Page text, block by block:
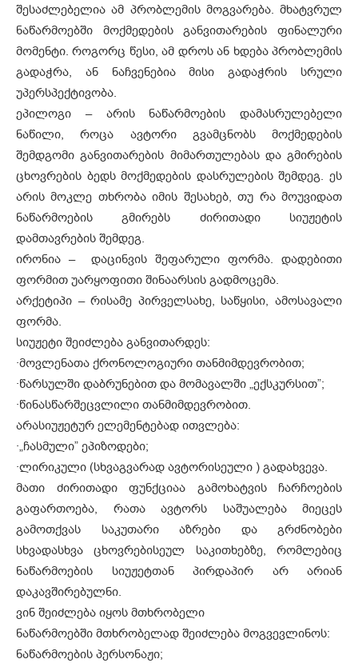
შესაძლებელია ამ პრობლემის მოგვარება. მხატვრულ
ნაწარმოებში მოქმედების განვითარების ფინალური
მომენტი. როგორც წესი, ამ დროს ან ხდება პრობლემის
გადაჭრა, ან ნაჩვენებია მისი გადაჭრის სრული
უპერსპექტივობა.
ეპილოგი – არის ნაწარმოების დამასრულებელი
ნაწილი, როცა ავტორი გვამცნობს მოქმედების
შემდგომი განვითარების მიმართულებას და გმირების
ცხოვრების ბედს მოქმედების დასრულების შემდეგ. ეს
არის მოკლე თხრობა იმის შესახებ, თუ რა მოუვიდათ
ნაწარმოების გმირებს ძირითადი სიუჟეტის
დამთავრების შემდეგ.
ირონია – დაცინვის შეფარული ფორმა. დადებითი
ფორმით უარყოფითი შინაარსის გადმოცემა.
არქეტიპი – რისამე პირველსახე, საწყისი, ამოსავალი
ფორმა.
სიუჟეტი შეიძლება განვითარდეს:
·მოვლენათა ქრონოლოგიური თანმიმდევრობით;
·წარსულში დაბრუნებით და მომავალში „ექსკურსით”;
·წინასწარშეცვლილი თანმიმდევრობით.
არასიუჟეტურ ელემენტებად ითვლება:
·„ჩასმული” ეპიზოდები;
·ლირიკული (სხვაგვარად ავტორისეული ) გადახვევა.
მათი ძირითადი ფუნქციაა გამოხატვის ჩარჩოების
გაფართოება, რათა ავტორს საშუალება მიეცეს
გამოთქვას საკუთარი აზრები და გრძნობები
სხვადასხვა ცხოვრებისეულ საკითხებზე, რომლებიც
ნაწარმოების სიუჟეტთან პირდაპირ არ არიან
დაკავშირებულნი.
ვინ შეიძლება იყოს მთხრობელი
ნაწარმოებში მთხრობელად შეიძლება მოგვევლინოს:
ნაწარმოების პერსონაჟი;